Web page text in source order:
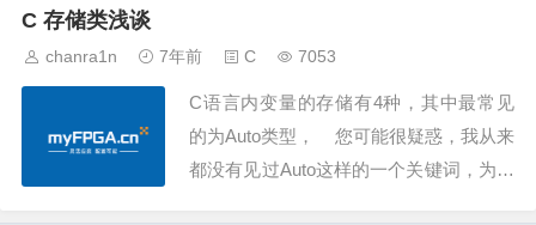
C 存储类浅谈
chanra1n 7年前 C 7053
C语言内变量的存储有4种，其中最常见
的为Auto类型， 您可能很疑惑，我从来
都没有见过Auto这样的一个关键词，为什